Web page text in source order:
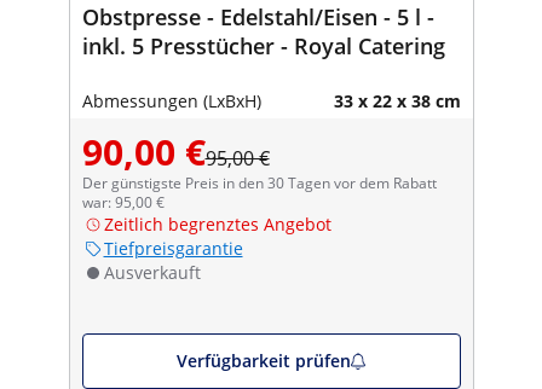
Obstpresse - Edelstahl/Eisen - 5 l -
inkl. 5 Presstücher - Royal Catering
Abmessungen (LxBxH) 33 x 22 x 38 cm
90,00 €95,00 €
Der günstigste Preis in den 30 Tagen vor dem Rabatt
war: 95,00 €
Zeitlich begrenztes Angebot
Tiefpreisgarantie
Ausverkauft
Verfügbarkeit prüfen